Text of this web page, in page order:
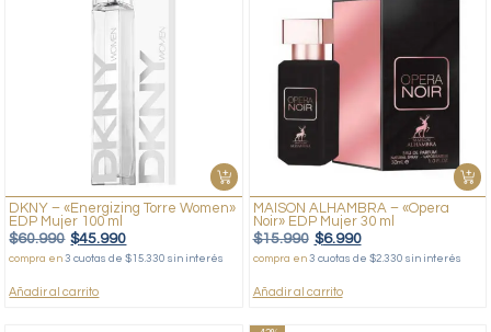
DKNY – «Energizing Torre Women»
EDP Mujer 100 ml
$60.990 $45.990
compra en3 cuotas de $15.330 sin interés
Añadir al carrito
MAISON ALHAMBRA – «Opera
Noir» EDP Mujer 30 ml
$15.990 $6.990
compra en 3 cuotas de $2.330 sin interés
Añadir al carrito